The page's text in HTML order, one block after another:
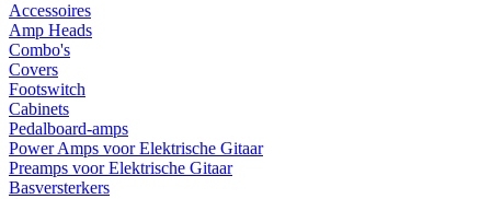
Accessoires
Amp Heads
Combo's
Covers
Footswitch
Cabinets
Pedalboard-amps
Power Amps voor Elektrische Gitaar
Preamps voor Elektrische Gitaar
Basversterkers